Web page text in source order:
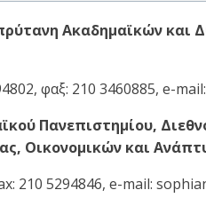
Ακαδημαϊκών και
φαξ: 210 3460885, e-
Πανεπιστημίου,
Οικονομικών και
210 5294846, e-mail: